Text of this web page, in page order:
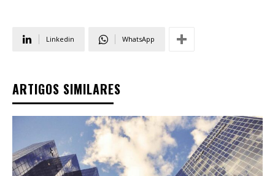
Linkedin WhatsApp
ARTIGOS SIMILARES